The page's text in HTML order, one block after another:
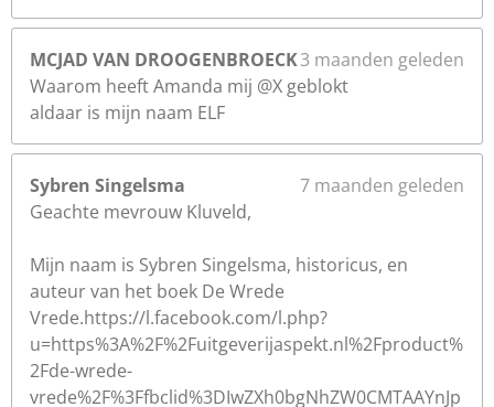
MCJAD VAN DROOGENBROECK3 maanden geleden
Waarom heeft Amanda mij @X geblokt
aldaar is mijn naam ELF
Sybren Singelsma
7 maanden geleden
Geachte mevrouw Kluveld,
Mijn naam is Sybren Singelsma, historicus, en
auteur van het boek De Wrede
Vrede.https://l.facebook.com/l.php?
u=https%3A%2F%2Fuitgeverijaspekt.nl%2Fproduct%
2Fde-wrede-
vrede%2F%3Ffbclid%3DIwZXh0bgNhZW0CMTAAYnJp